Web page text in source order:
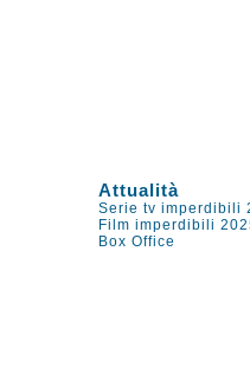
Attualità
Serie tv imperdibili
Film imperdibili
Box Office